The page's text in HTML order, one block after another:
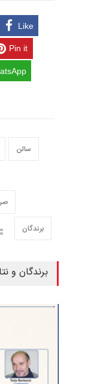
Like
Pin it
سالن
برندگان
برندگان و